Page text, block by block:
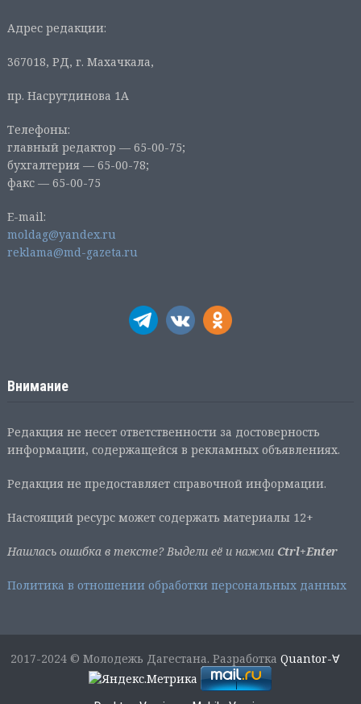
Адрес редакции:
367018, РД, г. Махачкала,
пр. Насрутдинова 1А
Телефоны:
главный редактор — 65-00-75;
бухгалтерия — 65-00-78;
факс — 65-00-75
E-mail:
moldag@yandex.ru
reklama@md-gazeta.ru
Внимание
Редакция не несет ответственности за достоверность
информации, содержащейся в рекламных объявлениях.
Редакция не предоставляет справочной информации.
Настоящий ресурс может содержать материалы 12+
Нашлась ошибка в тексте? Выдели её и нажми Ctrl+Enter
Политика в отношении обработки персональных данных
2017-2024 © Молодежь Дагестана. РазработкаQuantor-∀